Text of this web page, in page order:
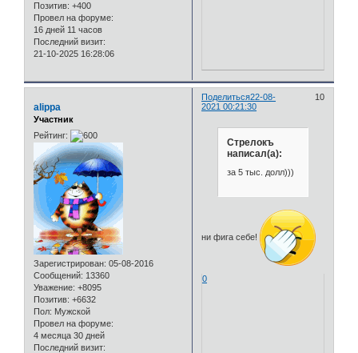
Позитив: +400
Провел на форуме:
16 дней 11 часов
Последний визит:
21-10-2025 16:28:06
Поделиться 10
22-08-
2021 00:21:30
alippa
Участник
Рейтинг:
Зарегистрирован: 05-08-2016
Сообщений: 13360
Уважение: +8095
Позитив: +6632
Пол: Мужской
Провел на форуме:
4 месяца 30 дней
Последний визит:
Стрелокъ
написал(а):
за 5 тыс. долл)))
ни фига себе!
0